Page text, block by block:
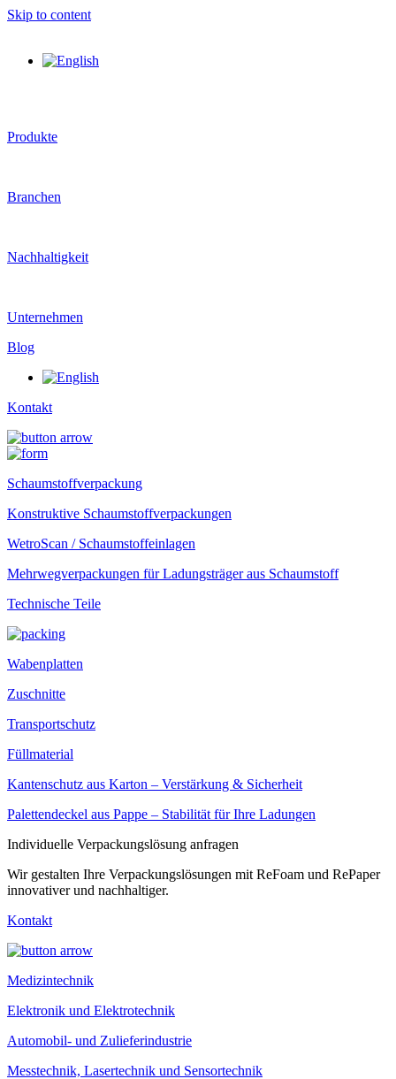
Skip to content
Produkte
Branchen
Nachhaltigkeit
Unternehmen
Blog
Kontakt
Schaumstoffverpackung
Konstruktive Schaumstoffverpackungen
WetroScan / Schaumstoffeinlagen
Mehrwegverpackungen für Ladungsträger aus Schaumstoff
Technische Teile
Wabenplatten
Zuschnitte
Transportschutz
Füllmaterial
Kantenschutz aus Karton – Verstärkung & Sicherheit
Palettendeckel aus Pappe – Stabilität für Ihre Ladungen
Individuelle Verpackungslösung anfragen
Wir gestalten Ihre Verpackungslösungen mit ReFoam und RePaper
innovativer und nachhaltiger.
Kontakt
Medizintechnik
Elektronik und Elektrotechnik
Automobil- und Zulieferindustrie
Messtechnik, Lasertechnik und Sensortechnik